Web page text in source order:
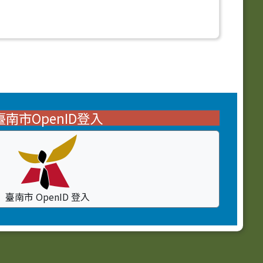
南市OpenID登入
臺南市 OpenID 登入